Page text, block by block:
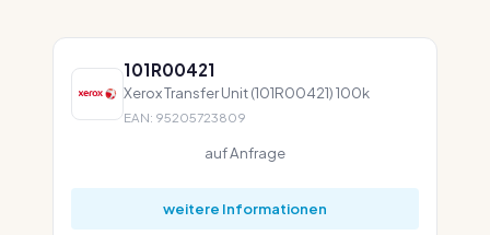
101R00421
Xerox Transfer Unit (101R00421) 100k
EAN: 95205723809
auf Anfrage
weitere Informationen